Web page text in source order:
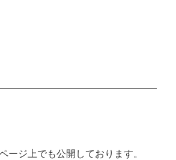
ージ上でも公開しております。